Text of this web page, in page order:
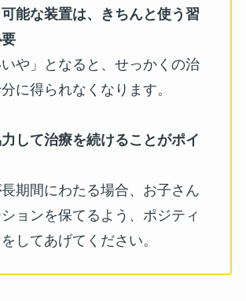
能な装置は、きちんと使う習
いや」となると、せっかくの治
に得られなくなります。
して治療を続けることがポイ
期間にわたる場合、お子さん
ョンを保てるよう、ポジティ
してあげてください。